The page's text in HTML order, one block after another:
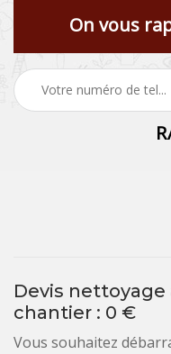
On vous
Devis
chantier : 0 €
Vous souhaitez